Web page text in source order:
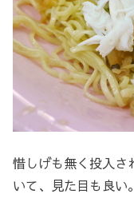
惜しげも無く投入さ
いて、見た目も良い。